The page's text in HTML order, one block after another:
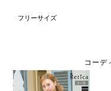
フリーサイズ